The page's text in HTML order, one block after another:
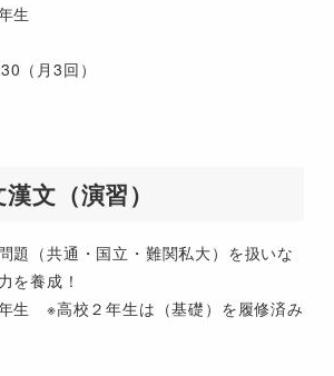
生
（月3回）
文（演習）
題（共通・国立・難関私大）を扱いな
を養成！
生 ※高校２年生は（基礎）を履修済み